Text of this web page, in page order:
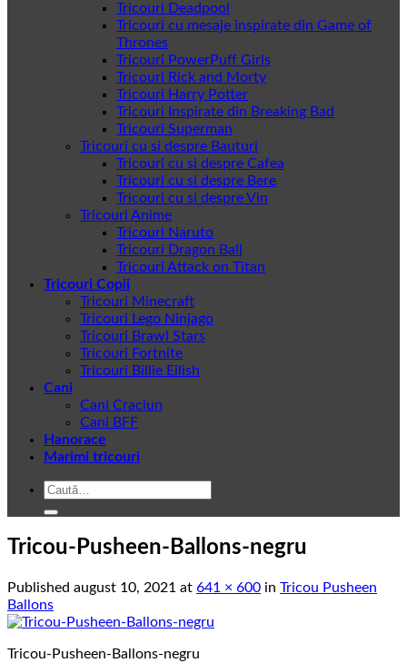
Tricouri Deadpool
Tricouri cu mesaje inspirate din Game of
Thrones
Tricouri PowerPuff Girls
Tricouri Rick and Morty
Tricouri Harry Potter
Tricouri Inspirate din Breaking Bad
Tricouri Superman
Tricouri cu si despre Bauturi
Tricouri cu si despre Cafea
Tricouri cu si despre Bere
Tricouri cu si despre Vin
Tricouri Anime
Tricouri Naruto
Tricouri Dragon Ball
Tricouri Attack on Titan
Tricouri Copii
Tricouri Minecraft
Tricouri Lego Ninjago
Tricouri Brawl Stars
Tricouri Fortnite
Tricouri Billie Eilish
Cani
Cani Craciun
Cani BFF
Hanorace
Marimi tricouri
Caută
Tricou-Pusheen-Ballons-negru
Published august 10, 2021 at 641 × 600 in Tricou Pusheen
Ballons
Tricou-Pusheen-Ballons-negru